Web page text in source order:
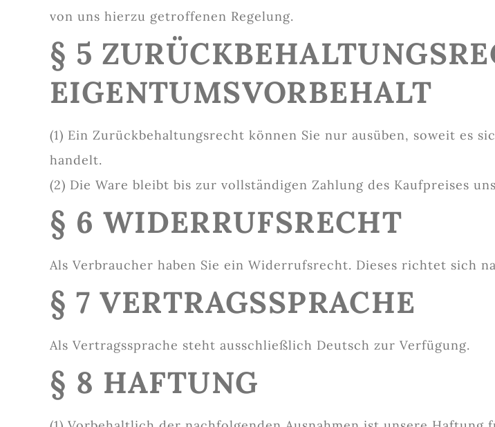
von uns hierzu getroffenen Regelung.
§ 5
EIGENTUMSVORBEHALT
(1) Ein Zurückbehaltungsrecht können Sie nur ausüben, soweit es
handelt.
(2) Die Ware bleibt bis zur vollständigen Zahlung des Kaufpreises
§ 6 WIDERRUFSRECHT
Als Verbraucher haben Sie ein Widerrufsrecht. Dieses richtet sich
§ 7 VERTRAGSSPRACHE
Als Vertragssprache steht ausschließlich Deutsch zur Verfügung.
§ 8 HAFTUNG